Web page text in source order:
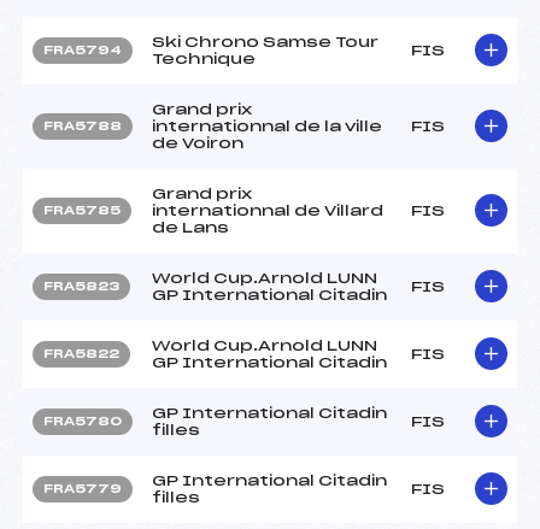
FRA5794
Ski Chrono Samse Tour
Technique
FIS
FRA5788
Grand prix
internationnal de la ville
de Voiron
FIS
FRA5785
Grand prix
internationnal de Villard
de Lans
FIS
FRA5823
World Cup.Arnold LUNN
GP International Citadin
FIS
FRA5822
World Cup.Arnold LUNN
GP International Citadin
FIS
FRA5780
GP International Citadin
filles
FIS
FRA5779
GP International Citadin
filles
FIS